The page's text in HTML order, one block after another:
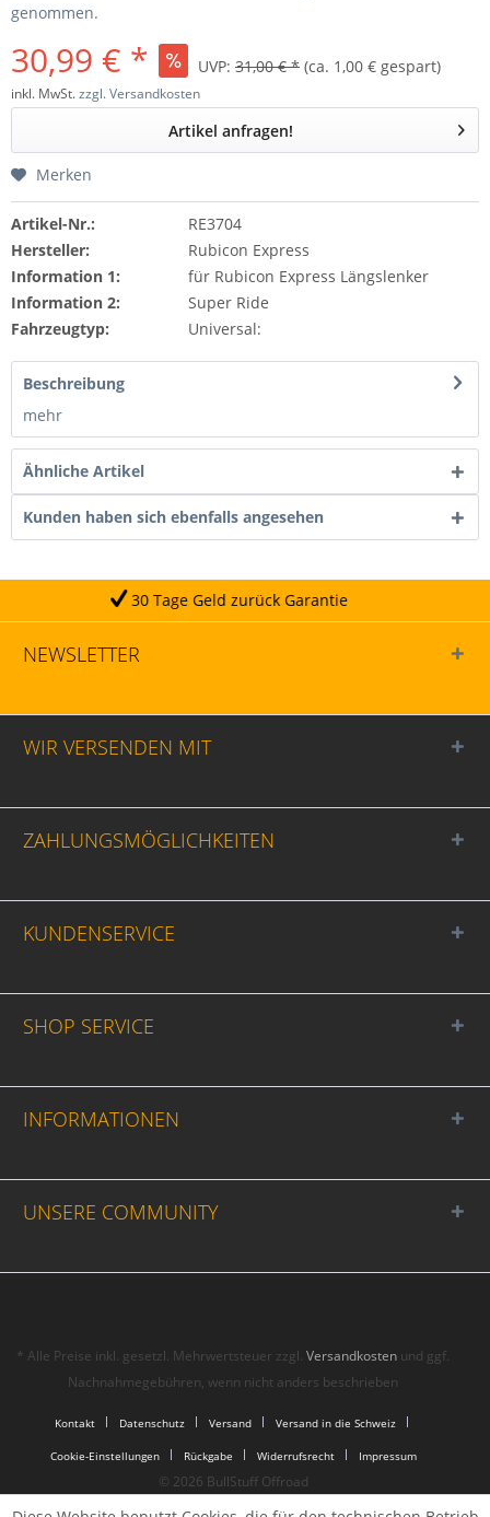
genommen.
30,99 € * UVP: 31,00 € * (ca. 1,00 € gespart)
inkl. MwSt.zzgl. Versandkosten
Artikel anfragen!
Merken
Artikel-Nr.:
RE3704
Hersteller:
Rubicon Express
Information 1:
für Rubicon Express Längslenker
Information 2:
Super Ride
Fahrzeugtyp:
Universal:
Beschreibung
mehr
Ähnliche Artikel
Kunden haben sich ebenfalls angesehen
Geld zurück Garantie
NEWSLETTER
WIR VERSENDEN MIT
ZAHLUNGSMÖGLICHKEITEN
KUNDENSERVICE
SHOP SERVICE
INFORMATIONEN
UNSERE COMMUNITY
* Alle Preise inkl. gesetzl. Mehrwertsteuer zzgl.Versandkosten und ggf.
Nachnahmegebühren, wenn nicht anders beschrieben
Kontakt Datenschutz Versand Versand in die Schweiz
Cookie-Einstellungen Rückgabe Widerrufsrecht Impressum
© 2026 BullStuff Offroad